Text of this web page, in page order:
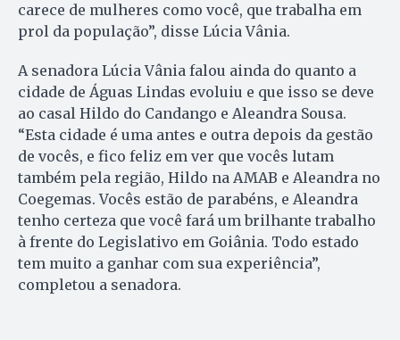
carece de mulheres como você, que trabalha em
prol da população”, disse Lúcia Vânia.
A senadora Lúcia Vânia falou ainda do quanto a
cidade de Águas Lindas evoluiu e que isso se deve
ao casal Hildo do Candango e Aleandra Sousa.
“Esta cidade é uma antes e outra depois da gestão
de vocês, e fico feliz em ver que vocês lutam
também pela região, Hildo na AMAB e Aleandra no
Coegemas. Vocês estão de parabéns, e Aleandra
tenho certeza que você fará um brilhante trabalho
à frente do Legislativo em Goiânia. Todo estado
tem muito a ganhar com sua experiência”,
completou a senadora.